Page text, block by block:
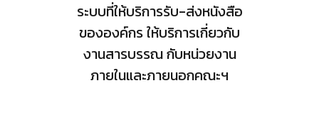
ระบบที่ให้บริการรับ-ส่งหนังสือ
ขององค์กร ให้บริการเกี่ยวกับ
งานสารบรรณ กับหน่วยงาน
ภายในและภายนอกคณะฯ